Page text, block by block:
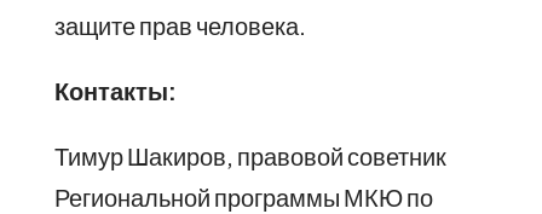
защите прав человека.
Контакты:
Тимур Шакиров, правовой советник
Региональной программы МКЮ по